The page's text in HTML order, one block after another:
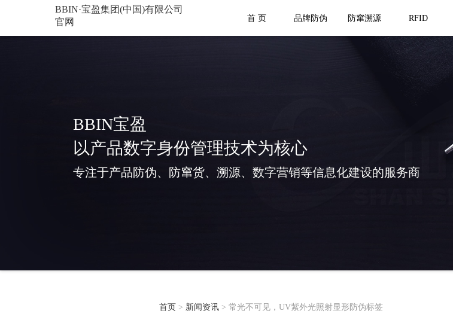
BBIN·宝盈集团(中国)有限公司
官网
首 页
品牌防伪 防窜溯源 RFID
BBIN宝盈
以产品数字身份管理技术为核心
专注于产品防伪、防窜货、溯源、数字营销等信息化建设的服务商
首页 > 新闻资讯 > 常光不可见，UV紫外光照射显形防伪标签